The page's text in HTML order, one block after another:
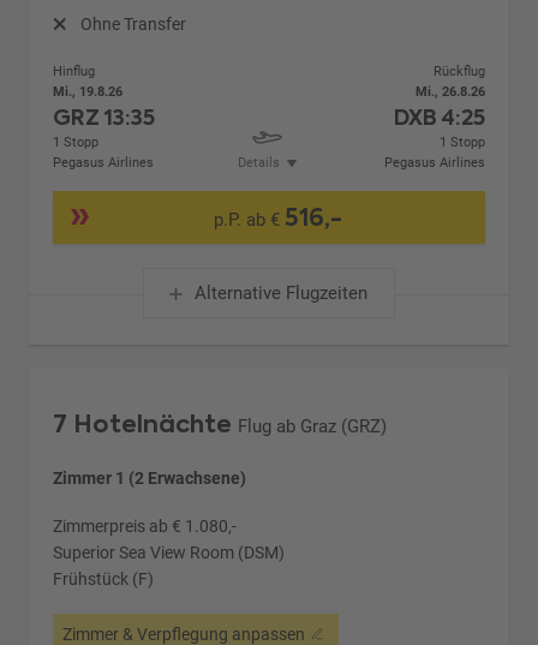
Ohne Transfer
Hinflug
Mi., 19.8.26
GRZ13:35
1 Stopp
Pegasus Airlines
Details
Rückflug
Mi., 26.8.26
DXB 4:25
1 Stopp
Pegasus Airlines
p.P. ab € 516,-
Alternative Flugzeiten
7 Hotelnächte Flug ab Graz (GRZ)
Zimmer 1 (2 Erwachsene)
Zimmerpreis ab € 1.080,-
Superior Sea View Room (DSM)
Frühstück (F)
Zimmer & Verpflegung anpassen